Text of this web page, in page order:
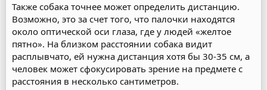
Также собака точнее может определить дистанцию.
Возможно, это за счет того, что палочки находятся
около оптической оси глаза, где у людей «желтое
пятно». На близком расстоянии собака видит
расплывчато, ей нужна дистанция хотя бы 30-35 см, а
человек может сфокусировать зрение на предмете с
расстояния в несколько сантиметров.